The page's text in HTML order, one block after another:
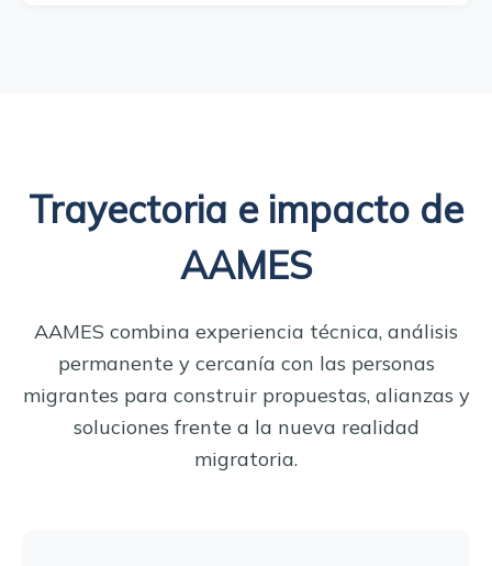
Trayectoria e impacto de
AAMES
AAMES combina experiencia técnica, análisis
permanente y cercanía con las personas
migrantes para construir propuestas, alianzas y
soluciones frente a la nueva realidad
migratoria.